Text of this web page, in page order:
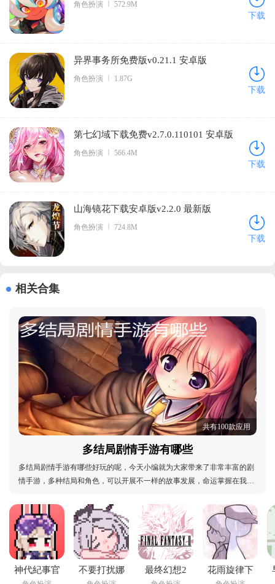
角色扮演 572.9M
下载
异界事务所免费版v0.21.1 安卓版
角色扮演 1.87G
下载
第七幻域下载免费v2.7.0.110101 安卓版
角色扮演 566.4M
下载
山海镜花下载安卓版v2.2.0 最新版
角色扮演 724.8M
下载
相关合集
共有100款应用
多结局剧情手游有哪些
多结局剧情手游有哪些好玩的呢，今天小编就为大家带来了非常丰富的剧
情手游，多种结局和角色，可以开展不一样的故事发展，命运掌握在我们
让人充满期待，感兴趣的话快来下载吧!多结局剧情手游有哪些：多结局单
机手游推荐、多结局手游推荐排行、好玩的多结局
神代紀事官
不要打扰娜
最终幻想2
花雨旋律下